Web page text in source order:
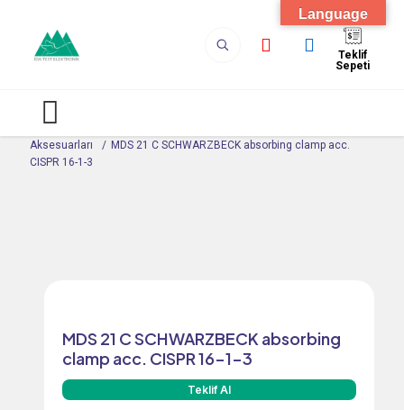
Teklif
Sepeti
Aksesuarları
/ MDS 21 C SCHWARZBECK absorbing clamp acc.
CISPR 16-1-3
MDS 21 C SCHWARZBECK absorbing
clamp acc. CISPR 16-1-3
Teklif Al
Language